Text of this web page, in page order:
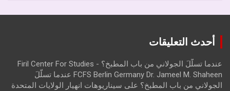
أحدث التعليقات
عندما تسلّلَ الجولاني من باب المطبخ؟ - Firil Center For Studies
FCFS Berlin Germany Dr. Jameel M. Shaheen عندما تسلّلَ
الجولاني من باب المطبخ؟ على سيناريوهات انهيار الولايات المتحدة